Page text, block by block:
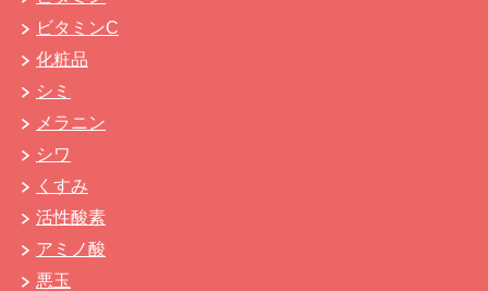
ビタミンC
化粧品
シミ
メラニン
シワ
くすみ
活性酸素
アミノ酸
悪玉